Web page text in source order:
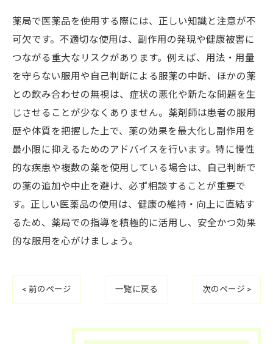
薬局で医薬品を使用する際には、正しい知識と注意が不
可欠です。不適切な使用は、副作用の発現や健康被害に
つながる重大なリスクがあります。例えば、用法・用量
を守らない服用や自己判断による服薬の中断、ほかの薬
との飲み合わせの無視は、症状の悪化や新たな問題を生
じさせることが少なくありません。薬剤師は患者の服用
歴や体質を把握した上で、薬の効果を最大化し副作用を
最小限に抑えるためのアドバイスを行います。特に慢性
的な疾患や複数の薬を使用している場合は、自己判断で
の薬の追加や中止を避け、必ず相談することが重要で
す。正しい医薬品の使用は、健康の維持・向上に直結す
るため、薬局での指導を積極的に活用し、安全かつ効果
的な服用を心がけましょう。
< 前のページ 一覧に戻る 次のページ >